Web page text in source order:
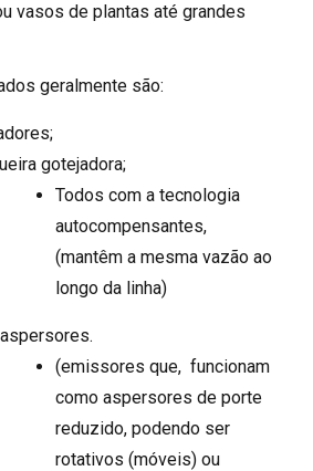
vasos de plantas até grandes
geralmente são:
gotejadora;
Todos com a tecnologia
autocompensantes,
(mantêm a mesma vazão ao
longo da linha)
(emissores que, funcionam
como aspersores de porte
reduzido, podendo ser
rotativos (móveis) ou